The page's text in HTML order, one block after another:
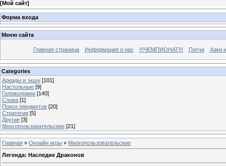
[Мой сайт]
Форма входа
Меню сайта
Главная страница Информация о нас !!!ЧЕМПИОНАТ!!! Патчи Хаки
Categories
Аркады и экшн [101]
Настольные [9]
Головоломки [140]
Слова [1]
Поиск предметов [20]
Стратегии [5]
Другие [3]
Многопользовательские [21]
Главная » Онлайн игры » Многопользовательские
Легенда: Наследие Драконов